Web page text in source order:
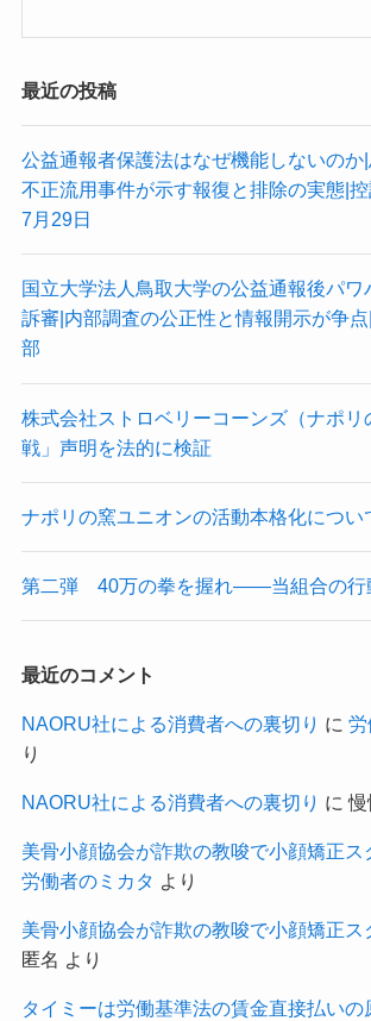
最近の投稿
公益通報者保護法はなぜ機能しないのか
不正流用事件が示す報復と排除の実態|
7月29日
国立大学法人鳥取大学の公益通報後パワ
訴審|内部調査の公正性と情報開示が争
部
株式会社ストロベリーコーンズ（ナポリ
戦」声明を法的に検証
ナポリの窯ユニオンの活動本格化につい
第二弾 40万の拳を握れ——当組合の行
最近のコメント
NAORU社による消費者への裏切り に 労
り
NAORU社による消費者への裏切り に慢
美骨小顔協会が詐欺の教唆で小顔矯正ス
労働者のミカタ より
美骨小顔協会が詐欺の教唆で小顔矯正ス
匿名 より
タイミーは労働基準法の賃金直接払いの